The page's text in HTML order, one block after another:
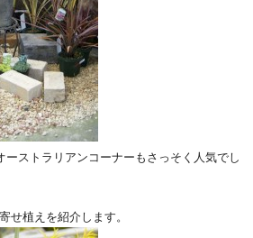
ーストラリアンコーナーもさっそく人気でし
せ植えを紹介します。